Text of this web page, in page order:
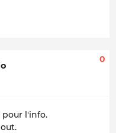
0
pour l'info.